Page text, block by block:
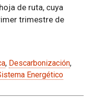
de ruta, cuya
trimestre de
, Descarbonización,
Energético